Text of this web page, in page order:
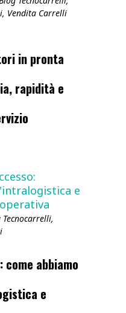
, Vendita Carrelli
in pronta
rapidità e
Tecnocarrelli,
come abbiamo
e